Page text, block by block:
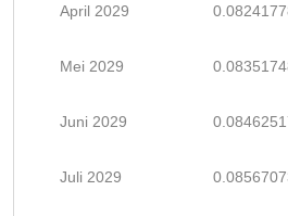
April 2029
Mei 2029
Juni 2029
Juli 2029